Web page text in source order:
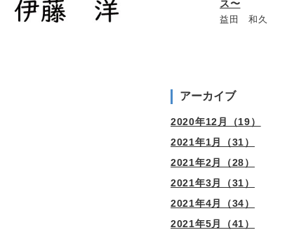
ス〜
益田 和久
アーカイブ
2020年12月（19）
2021年1月（31）
2021年2月（28）
2021年3月（31）
2021年4月（34）
2021年5月（41）